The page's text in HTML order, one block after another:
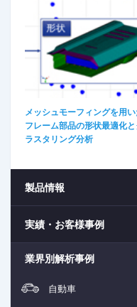
メッシュモーフィングを用い
フレーム部品の形状最適化と
ラスタリング分析​
製品情報
実績・お客様事例
業界別解析事例
自動車